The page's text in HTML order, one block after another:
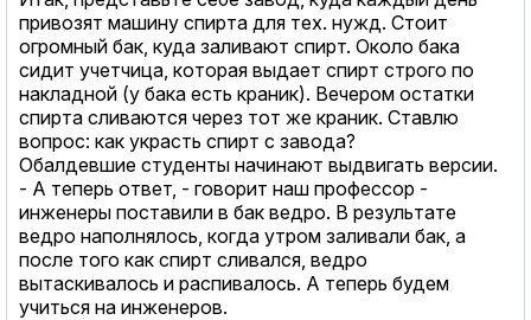
привозят машину спирта для тех. нужд. Стоит
огромный бак, куда заливают спирт. Около бака
сидит учетчица, которая выдает спирт строго по
накладной (у бака есть краник). Вечером остатки
спирта сливаются через тот же краник. Ставлю
вопрос: как украсть спирт с завода?
Обалдевшие студенты начинают выдвигать версии.
- А теперь ответ, - говорит наш профессор -
инженеры поставили в бак ведро. В результате
ведро наполнялось, когда утром заливали бак, а
после того как спирт сливался, ведро
вытаскивалось и распивалось. А теперь будем
учиться на инженеров.